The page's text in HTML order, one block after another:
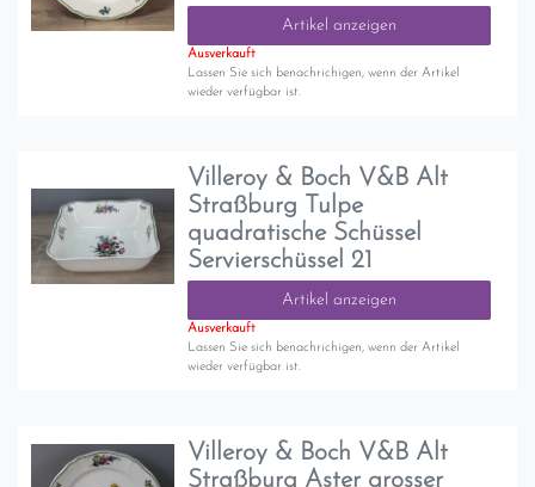
Artikel anzeigen
Ausverkauft
Lassen Sie sich benachrichigen, wenn der Artikel
wieder verfügbar ist.
Villeroy & Boch V&B Alt
Straßburg Tulpe
quadratische Schüssel
Servierschüssel 21
Artikel anzeigen
Ausverkauft
Lassen Sie sich benachrichigen, wenn der Artikel
wieder verfügbar ist.
Villeroy & Boch V&B Alt
Straßburg Aster grosser